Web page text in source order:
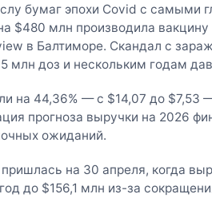
бумаг эпохи Covid с самыми
$480 млн производила вакцину
в Балтиморе. Скандал с
млн доз и нескольким годам
на 44,36% — с $14,07 до $7,53
прогноза выручки на 2026
ожиданий.
на 30 апреля, когда
до $156,1 млн из-за